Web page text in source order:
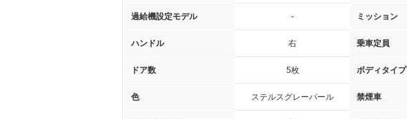
過給機設定モデル - ミッション
ハンドル 右 乗車定員
ドア数 5枚 ボディタイプ
色 ステルスグレーパール 禁煙車